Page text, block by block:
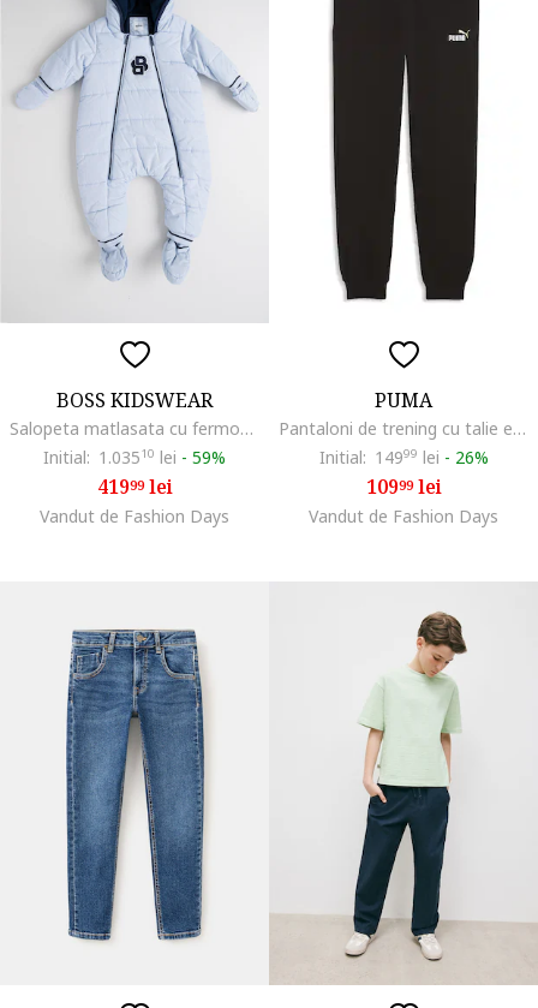
BOSS KIDSWEAR
Salopeta matlasata cu fermoar, Albastru glaciar
Initial: 1.03510 lei - 59%
41999lei
Vandut de Fashion Days
PUMA
Pantaloni de trening cu talie elastica si logo brodat, Negru
Initial: 14999 lei - 26%
10999lei
Vandut de Fashion Days